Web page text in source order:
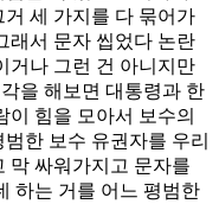
세 가지를 다 묶어가
래서 문자 씹었다 논란
거나 그런 건 아니지만
을 해보면 대통령과 한
이 힘을 모아서 보수의
한 보수 유권자를 우리
막 싸워가지고 문자를
하는 거를 어느 평범한